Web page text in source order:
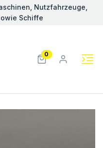
Nutzfahrzeuge,
Schiffe
0